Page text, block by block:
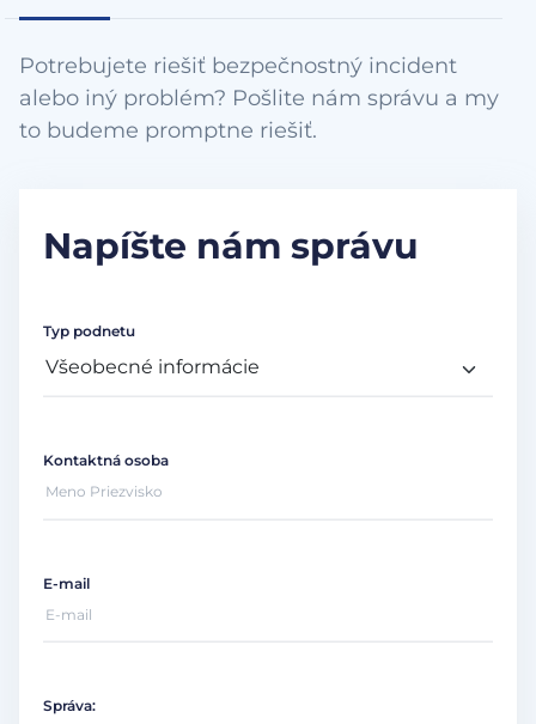
Potrebujete riešiť bezpečnostný incident
alebo iný problém? Pošlite nám správu a my
to budeme promptne riešiť.
Napíšte nám správu
Typ podnetu
Kontaktná osoba
E-mail
Správa: